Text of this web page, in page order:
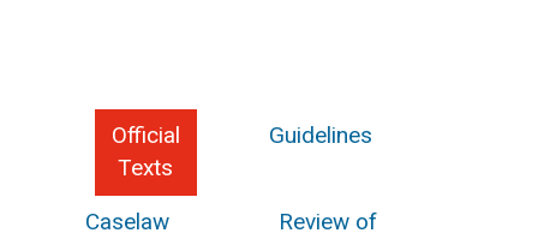
Official
Texts
Guidelines
Caselaw
Review of